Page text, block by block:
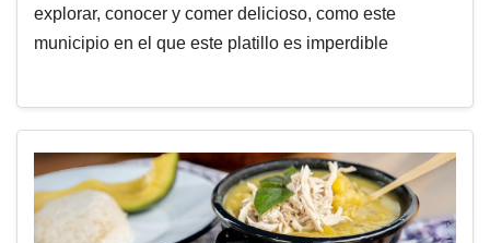
explorar, conocer y comer delicioso, como este
municipio en el que este platillo es imperdible